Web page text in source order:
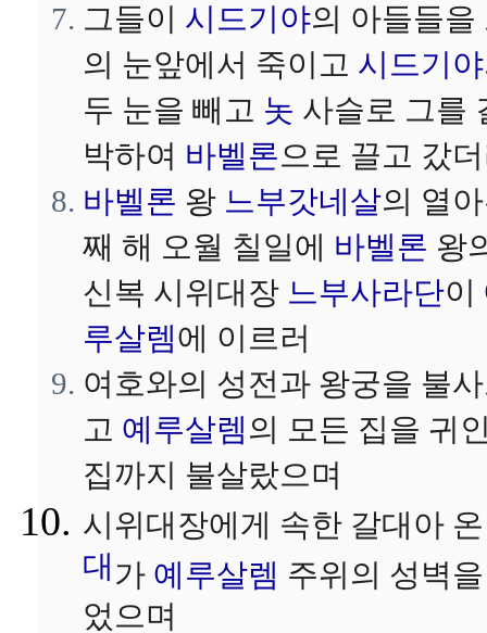
그들이 시드기야의 아들들을
의 눈앞에서 죽이고 시드기야
두 눈을 빼고 놋 사슬로 그를
박하여 바벨론으로 끌고 갔
바벨론 왕 느부갓네살의 열
째 해 오월 칠일에 바벨론 왕
신복 시위대장 느부사라단이
루살렘에 이르러
여호와의 성전과 왕궁을 불
고 예루살렘의 모든 집을 귀
집까지 불살랐으며
시위대장에게 속한 갈대아
대가 예루살렘 주위의 성벽
었으며